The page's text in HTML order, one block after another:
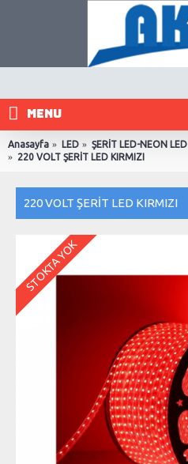
MENU
Anasayfa LED ŞERİT LED-NEON LED
220 VOLT ŞERİT LED KIRMIZI
220 VOLT ŞERİT LED KIRMIZI
STOKTA YOK